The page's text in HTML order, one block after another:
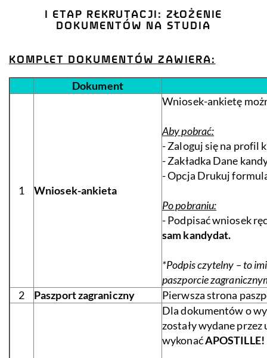
I ETAP REKRUTACJI: ZŁOŻENIE
DOKUMENTÓW NA STUDIA
KOMPLET DOKUMENTÓW ZAWIERA:
Dokument
1 Wniosek-ankieta
Wniosek-ankietę
Aby pobrać:
- Zaloguj się na profil
- Zakładka Dane
- Opcja Drukuj
Po pobraniu:
- Podpisać wniosek
sam kandydat.
*Podpis czytelny – to
paszporcie
2
Paszport zagraniczny Pierwsza strona
Dla dokumentów o
zostały wydane
wykonaćAPOSTILLE!